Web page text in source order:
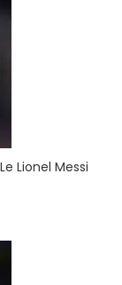
Lionel Messi